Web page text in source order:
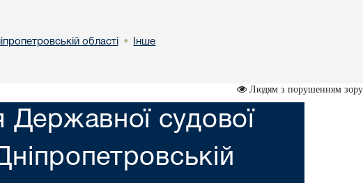
областi • Інше
Людям з порушенням зору
Державної судової